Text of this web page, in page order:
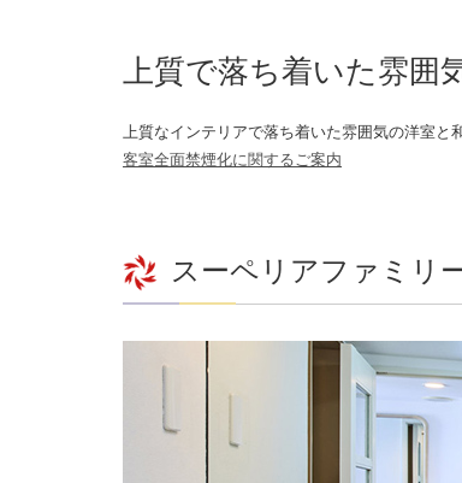
上質で落ち着いた雰囲
上質なインテリアで落ち着いた雰囲気の洋室と
客室全面禁煙化に関するご案内
スーペリアファミリ